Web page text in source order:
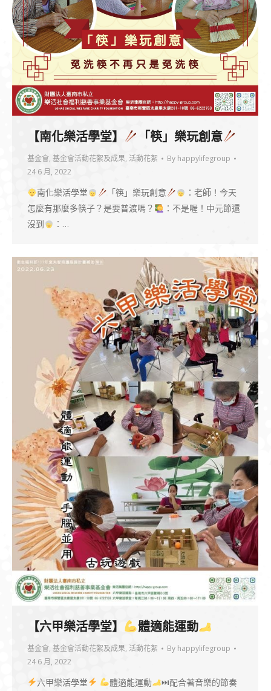
【南化樂活學堂】 「筷」樂玩創意
基金會, 基金會活動花絮及成果, 活動花絮 By happylifegroup
24 6 月, 2022
南化樂活學堂 「筷」樂玩創意
：老師！今天
怎麼有那麼多筷子？是要普渡嗎？
：不是喔！中元節還
沒到
：…
【六甲樂活學堂】 體適能運動
基金會, 基金會活動花絮及成果, 活動花絮 By happylifegroup
24 6 月, 2022
六甲樂活學堂 體適能運動
⏭配合著音樂的節奏